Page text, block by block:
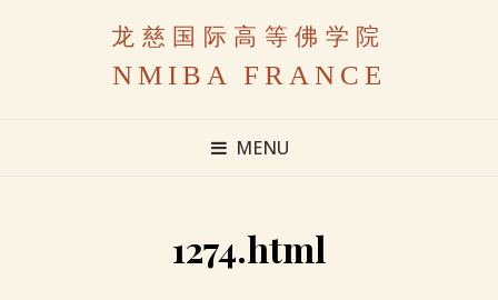
龙慈国际高等佛学院
NMIBA FRANCE
MENU
1274.html